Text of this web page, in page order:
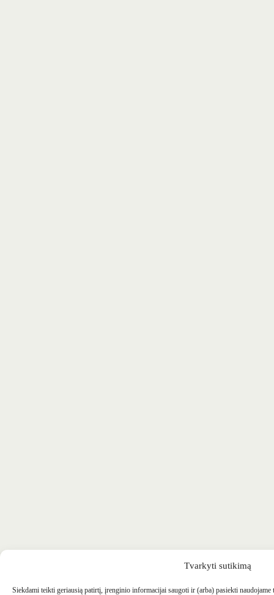
Tvarkyti sutikimą
Siekdami teikti geriausią patirtį, įrenginio informacijai saugoti ir (arba) pasiekti